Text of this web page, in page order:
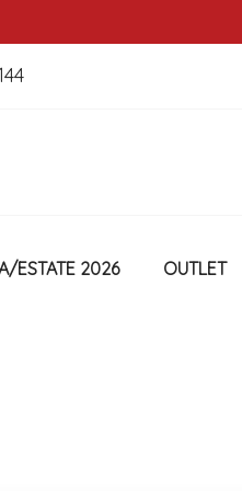
ESTATE 2026 OUTLET